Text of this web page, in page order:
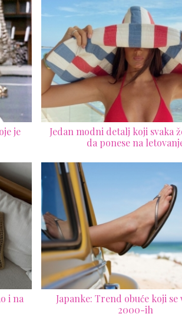
je
Jedan modni detalj koji svaka
da ponese na
i na
Japanke: Trend obuće koji
2000-ih